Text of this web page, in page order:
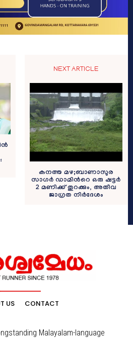
NEXT ARTICLE
കനത്ത മഴ;ബാണാസുര
സാഗർ ഡാമിന്‍റെ ഒരു ഷട്ടർ
2 മണിക്ക് തുറക്കും, അതീവ
ജാഗ്രത നിർദേശം
US CONTACT
Malayalam-language